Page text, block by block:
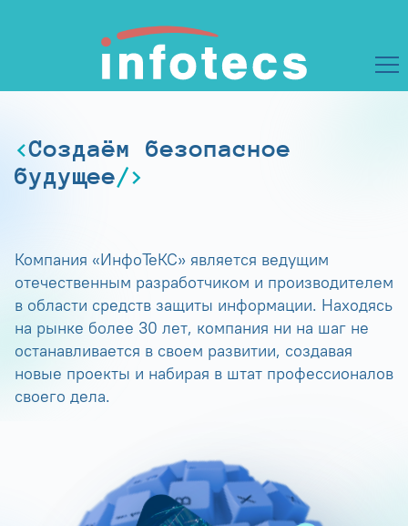
Создаём безопасное
будущее
Компания «ИнфоТеКС» является ведущим
отечественным разработчиком и производителем
в области средств защиты информации. Находясь
на рынке более 30 лет, компания ни на шаг не
останавливается в своем развитии, создавая
новые проекты и набирая в штат профессионалов
своего дела.